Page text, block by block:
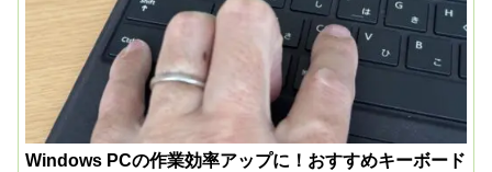
Windows PCの作業効率アップに！おすすめキーボード